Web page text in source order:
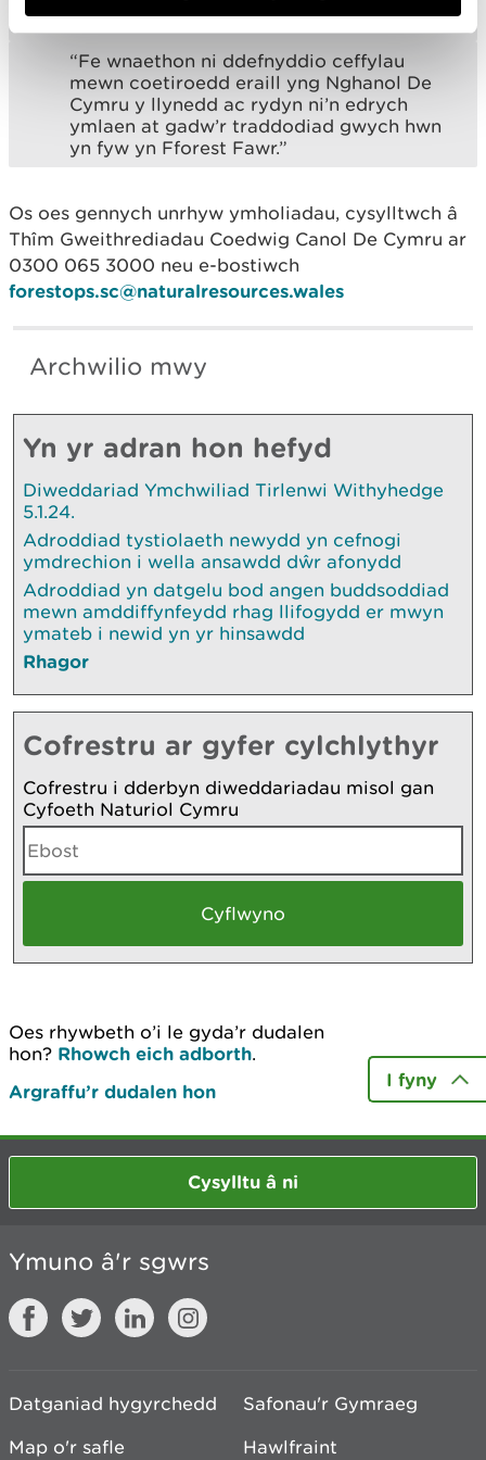
safleoedd archaeolegol.
“Fe wnaethon ni ddefnyddio ceffylau
mewn coetiroedd eraill yng Nghanol De
Cymru y llynedd ac rydyn ni’n edrych
ymlaen at gadw’r traddodiad gwych hwn
yn fyw yn Fforest Fawr.”
Os oes gennych unrhyw ymholiadau, cysylltwch â
Thîm Gweithrediadau Coedwig Canol De Cymru ar
0300 065 3000 neu e-bostiwch
forestops.sc@naturalresources.wales
Archwilio mwy
Yn yr adran hon hefyd
Diweddariad Ymchwiliad Tirlenwi Withyhedge
5.1.24.
Adroddiad tystiolaeth newydd yn cefnogi
ymdrechion i wella ansawdd dŵr afonydd
Adroddiad yn datgelu bod angen buddsoddiad
mewn amddiffynfeydd rhag llifogydd er mwyn
ymateb i newid yn yr hinsawdd
Rhagor
Cofrestru ar gyfer cylchlythyr
Cofrestru i dderbyn diweddariadau misol gan
Cyfoeth Naturiol Cymru
Oes rhywbeth o’i le gyda’r dudalen
hon? Rhowch eich adborth.
Argraffu’r dudalen hon
I fyny
Cysylltu â ni
Ymuno â'r sgwrs
Datganiad hygyrchedd
Safonau'r Gymraeg
Map o'r safle
Hawlfraint